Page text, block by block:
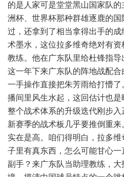
的是人家可是堂堂黑山国家队
洲杯、世界杯那种群雄逐鹿的
过，还拿到了相当拿得出手的
术墨水，这位拉多维奇绝对有
教练。他在广东队里给杜锋指导
这一年下来广东队的阵地战配
一手操作直接把朱芳雨给打懵
播间里风生水起，这回估计也
整个战术体系的升级迭代刚步入
新赛季的战术板几乎要推倒重来
实在是高。咱们得明白，拉多
子里有真东西，怎么可能甘心
副手？来广东队当助理教练，